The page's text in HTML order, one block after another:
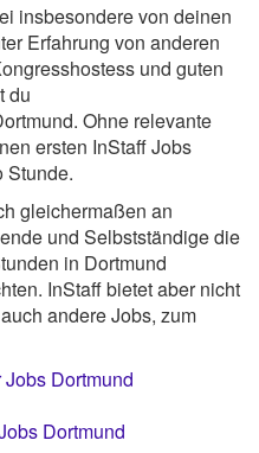
insbesondere von deinen
Erfahrung von anderen
und guten
du
Ohne relevante
ersten InStaff Jobs
Stunde.
gleichermaßen an
und Selbstständige die
in Dortmund
InStaff bietet aber nicht
andere Jobs, zum
Dortmund
Dortmund